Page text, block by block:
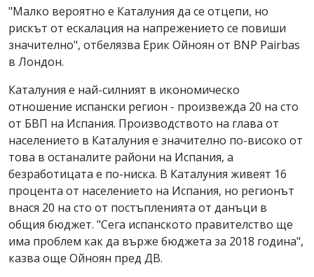
"Малко вероятно е Каталуния да се отцепи, но
рискът от ескалация на напрежението се повиши
значително", отбелязва Ерик Ойноян от BNP Pairbas
в Лондон.
Каталуния е най-силният в икономическо
отношение испански регион - произвежда 20 на сто
от БВП на Испания. Производството на глава от
населението в Каталуния е значително по-високо от
това в останалите райони на Испания, а
безработицата е по-ниска. В Каталуния живеят 16
процента от населението на Испания, но регионът
внася 20 на сто от постъпленията от данъци в
общия бюджет. "Сега испанското правителство ще
има проблем как да върже бюджета за 2018 година",
казва още Ойноян пред ДВ.